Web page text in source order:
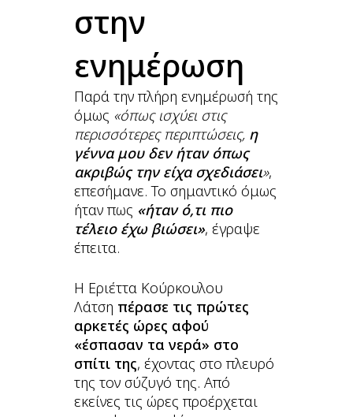
στην
ενημέρωση
Παρά την πλήρη ενημέρωσή της
όμως «όπως ισχύει στις
περισσότερες περιπτώσεις, η
γέννα μου δεν ήταν όπως
ακριβώς την είχα σχεδιάσει»,
επεσήμανε. Το σημαντικό όμως
ήταν πως «ήταν ό,τι πιο
τέλειο έχω βιώσει», έγραψε
έπειτα.
Η Εριέττα Κούρκουλου
Λάτση πέρασε τις πρώτες
αρκετές ώρες αφού
«έσπασαν τα νερά» στο
σπίτι της, έχοντας στο πλευρό
της τον σύζυγό της. Από
εκείνες τις ώρες προέρχεται